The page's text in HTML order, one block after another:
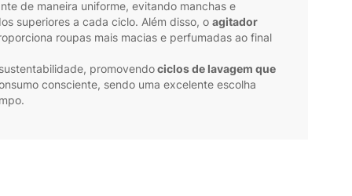
de maneira uniforme, evitando manchas e
superiores a cada ciclo. Além disso, o agitador
roupas mais macias e perfumadas ao final
promovendociclos de lavagem que
consciente, sendo uma excelente escolha